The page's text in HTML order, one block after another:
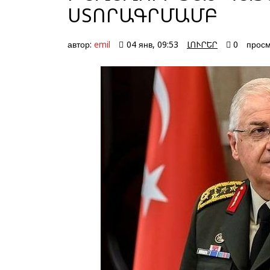
ՍՏՈՐԱԳՐՄԱՄԲ
автор: emil 04 янв, 09:53 ԼՈՒՐԵՐ 0